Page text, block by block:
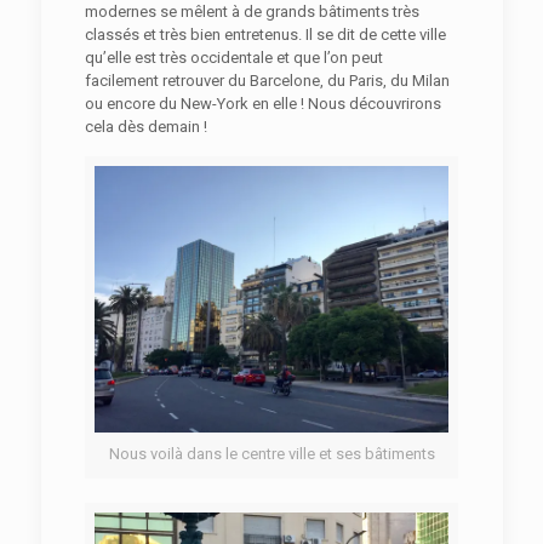
modernes se mêlent à de grands bâtiments très
classés et très bien entretenus. Il se dit de cette ville
qu’elle est très occidentale et que l’on peut
facilement retrouver du Barcelone, du Paris, du Milan
ou encore du New-York en elle ! Nous découvrirons
cela dès demain !
Nous voilà dans le centre ville et ses bâtiments